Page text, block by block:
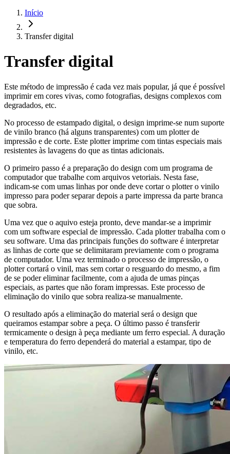
Início
Transfer digital
Transfer digital
Este método de impressão é cada vez mais popular, já que é possível
imprimir em cores vivas, como fotografias, designs complexos com
degradados, etc.
No processo de estampado digital, o design imprime-se num suporte
de vinilo branco (há alguns transparentes) com um plotter de
impressão e de corte. Este plotter imprime com tintas especiais mais
resistentes às lavagens do que as tintas adicionais.
O primeiro passo é a preparação do design com um programa de
computador que trabalhe com arquivos vetoriais. Nesta fase,
indicam-se com umas linhas por onde deve cortar o plotter o vinilo
impresso para poder separar depois a parte impressa da parte branca
que sobra.
Uma vez que o aquivo esteja pronto, deve mandar-se a imprimir
com um software especial de impressão. Cada plotter trabalha com o
seu software. Uma das principais funções do software é interpretar
as linhas de corte que se delimitaram previamente com o programa
de computador. Uma vez terminado o processo de impressão, o
plotter cortará o vinil, mas sem cortar o resguardo do mesmo, a fim
de se poder eliminar facilmente, com a ajuda de umas pinças
especiais, as partes que não foram impressas. Este processo de
eliminação do vinilo que sobra realiza-se manualmente.
O resultado após a eliminação do material será o design que
queiramos estampar sobre a peça. O último passo é transferir
termicamente o design à peça mediante um ferro especial. A duração
e temperatura do ferro dependerá do material a estampar, tipo de
vinilo, etc.